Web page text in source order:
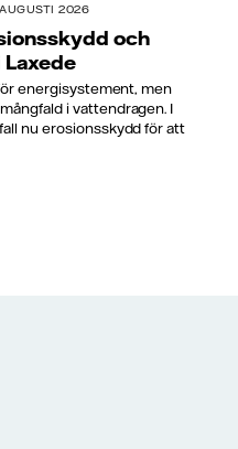
2026
och
energisystement, men
i vattendragen. I
nu erosionsskydd för att